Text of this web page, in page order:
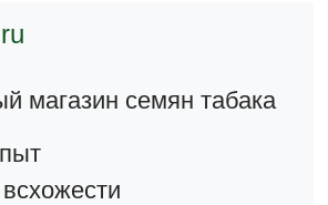
магазин семян табака